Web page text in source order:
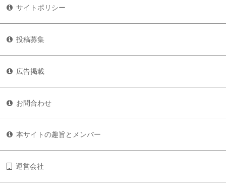
サイトポリシー
投稿募集
広告掲載
お問合わせ
本サイトの趣旨とメンバー
運営会社